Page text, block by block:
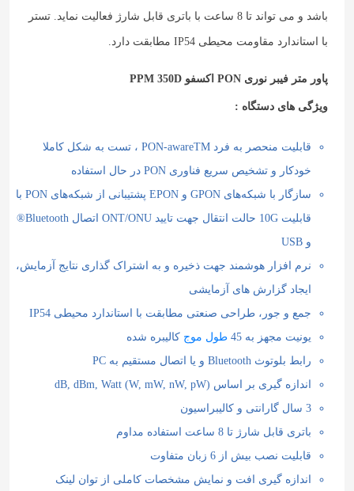
باشد و می تواند تا 8 ساعت با باتری قابل شارژ فعالیت نماید. تستر
با استاندارد مقاومت محیطی IP54 مطابقت دارد.
پاور متر فیبر نوری PON اکسفو PPM 350D
ویژگی های دستگاه :
قابلیت منحصر به فرد PON-awareTM ، تست به شکل کاملا
خودکار و تشخیص سریع فناوری PON در حال استفاده
سازگار با شبکه‌های GPON و EPON پشتیبانی از شبکه‌های PON با
قابلیت 10G حالت انتقال جهت تایید ONT/ONU اتصال Bluetooth®
و USB
نرم افزار هوشمند جهت ذخیره و به اشتراک گذاری نتایج آزمایش،
ایجاد گزارش های آزمایشی
جمع و جور، طراحی صنعتی مطابقت با استاندارد محیطی IP54
یونیت مجهز به 45
طول موجکالیبره شده
رابط بلوتوث Bluetooth و یا اتصال مستقیم به PC
اندازه گیری بر اساس dB, dBm, Watt (W, mW, nW, pW)
3سال گارانتی و کالیبراسیون
باتری قابل شارژ تا 8 ساعت استفاده مداوم
قابلیت نصب بیش از 6زبان متفاوت
اندازه گیری افت و نمایش مشخصات کاملی از توان لینک